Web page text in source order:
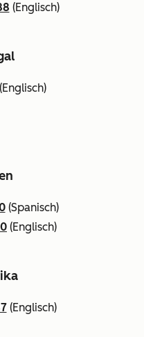
(Englisch)
(Englisch)
(Spanisch)
(Englisch)
(Englisch)